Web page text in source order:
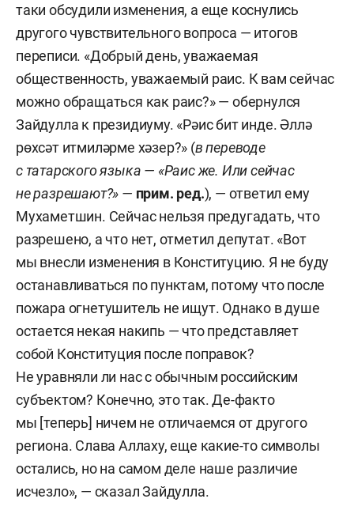
таки обсудили изменения, а еще коснулись
другого чувствительного вопроса — итогов
переписи. «Добрый день, уважаемая
общественность, уважаемый раис. К вам сейчас
можно обращаться как раис?» — обернулся
Зайдулла к президиуму. «Рәис бит инде. Әллә
рөхсәт итмиләрме хәзер?» (в переводе
с татарского языка — «Раис же. Или сейчас
не разрешают?» — прим. ред.), — ответил ему
Мухаметшин. Сейчас нельзя предугадать, что
разрешено, а что нет, отметил депутат. «Вот
мы внесли изменения в Конституцию. Я не буду
останавливаться по пунктам, потому что после
пожара огнетушитель не ищут. Однако в душе
остается некая накипь — что представляет
собой Конституция после поправок?
Не уравняли ли нас с обычным российским
субъектом? Конечно, это так. Де-факто
мы [теперь] ничем не отличаемся от другого
региона. Слава Аллаху, еще какие-то символы
остались, но на самом деле наше различие
исчезло», — сказал Зайдулла.